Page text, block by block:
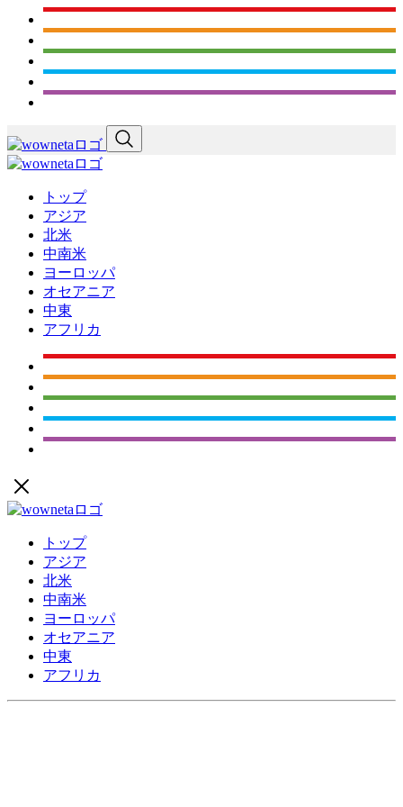
トップ
アジア
北米
中南米
ヨーロッパ
オセアニア
中東
アフリカ
トップ
アジア
北米
中南米
ヨーロッパ
オセアニア
中東
アフリカ